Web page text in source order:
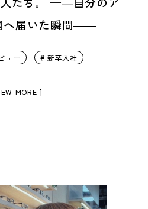
へ届いた瞬間――
ュー # 新卒入社
MORE ]